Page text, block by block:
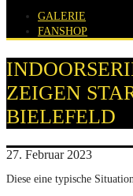
GALERIE
FANSHOP
ZEIGEN
BIELEFELD
27. Februar 2023
Diese eine typische